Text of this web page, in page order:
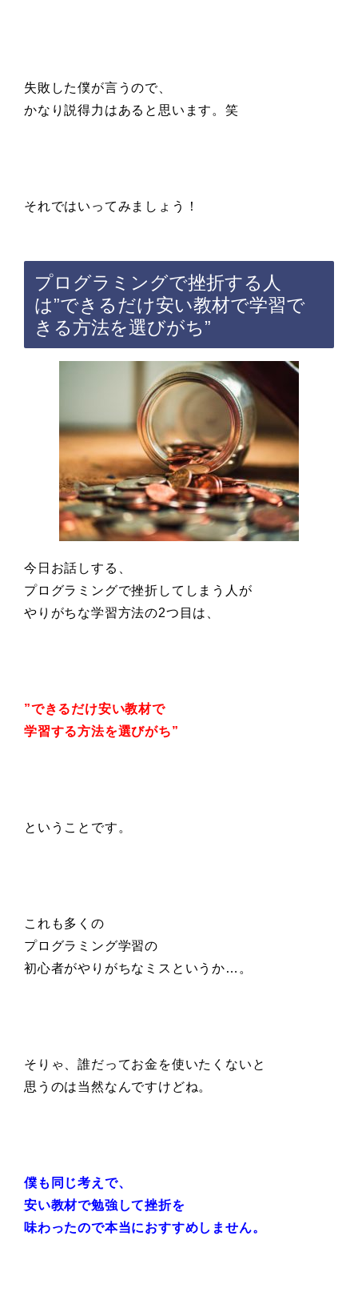
失敗した僕が言うので、
かなり説得力はあると思います。笑
それではいってみましょう！
プログラミングで挫折する人
は”できるだけ安い教材で学習で
きる方法を選びがち”
今日お話しする、
プログラミングで挫折してしまう人が
やりがちな学習方法の2つ目は、
”できるだけ安い教材で
学習する方法を選びがち”
ということです。
これも多くの
プログラミング学習の
初心者がやりがちなミスというか…。
そりゃ、誰だってお金を使いたくないと
思うのは当然なんですけどね。
僕も同じ考えで、
安い教材で勉強して挫折を
味わったので本当におすすめしません。